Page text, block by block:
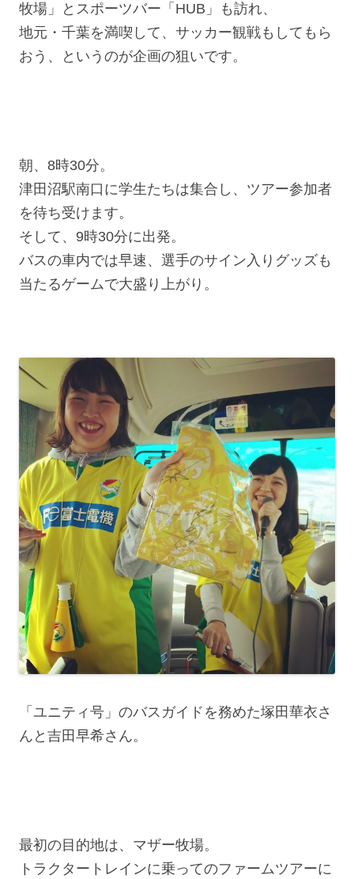
牧場」とスポーツバー「HUB」も訪れ、
地元・千葉を満喫して、サッカー観戦もしてもら
おう、というのが企画の狙いです。
朝、8時30分。
津田沼駅南口に学生たちは集合し、ツアー参加者
を待ち受けます。
そして、9時30分に出発。
バスの車内では早速、選手のサイン入りグッズも
当たるゲームで大盛り上がり。
「ユニティ号」のバスガイドを務めた塚田華衣さ
んと吉田早希さん。
最初の目的地は、マザー牧場。
トラクタートレインに乗ってのファームツアーに